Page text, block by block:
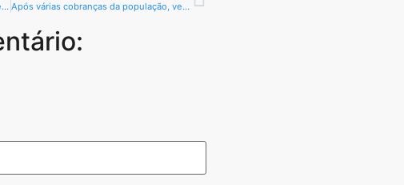
Conselho de Pastores se reúne com o executivo municipal e apresenta cantor que louvará no próximo dia 09 de abril em Colinas Após várias cobranças da população, vereador apresenta requerimento para transmissão Ao Vivo de sessão via internet